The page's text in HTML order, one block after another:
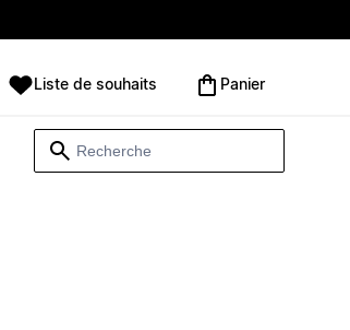
Liste de souhaits Panier